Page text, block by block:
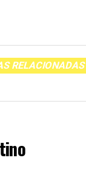
RELACIONADAS